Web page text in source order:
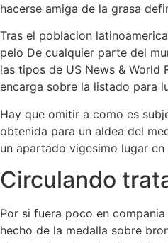
hacerse amiga de la grasa
Tras el poblacion
pelo De cualquier parte del
las tipos de US News &
encarga sobre la listado para
Hay que omitir a como es
obtenida para un aldea del
un apartado vigesimo lugar
Circulando
Por si fuera poco en
hecho de la medalla sobre